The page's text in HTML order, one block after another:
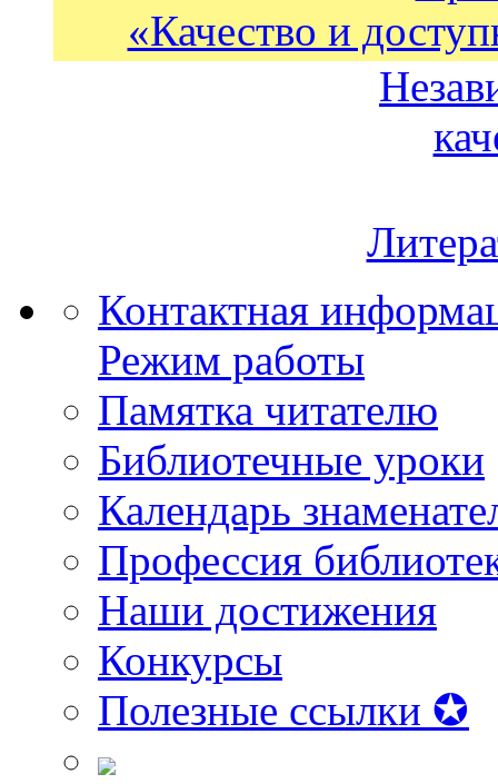
«Качество и
Контактная
Режим работы
Памятка читателю
Библиотечные уроки
Календарь
Профессия
Наши достижения
Конкурсы
Полезные ссылки ✪